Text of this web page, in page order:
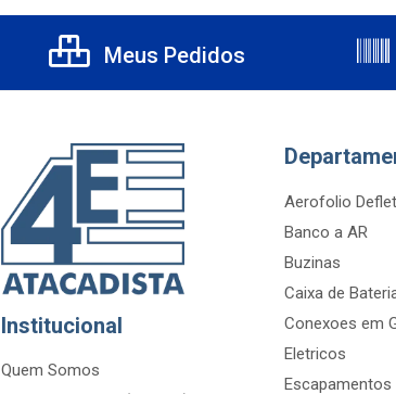
Meus Pedidos
Institucional
Quem Somos
Aerofolio
Banco a AR
Buzinas
Caixa de
Conexoes em
Eletricos
Escapamentos